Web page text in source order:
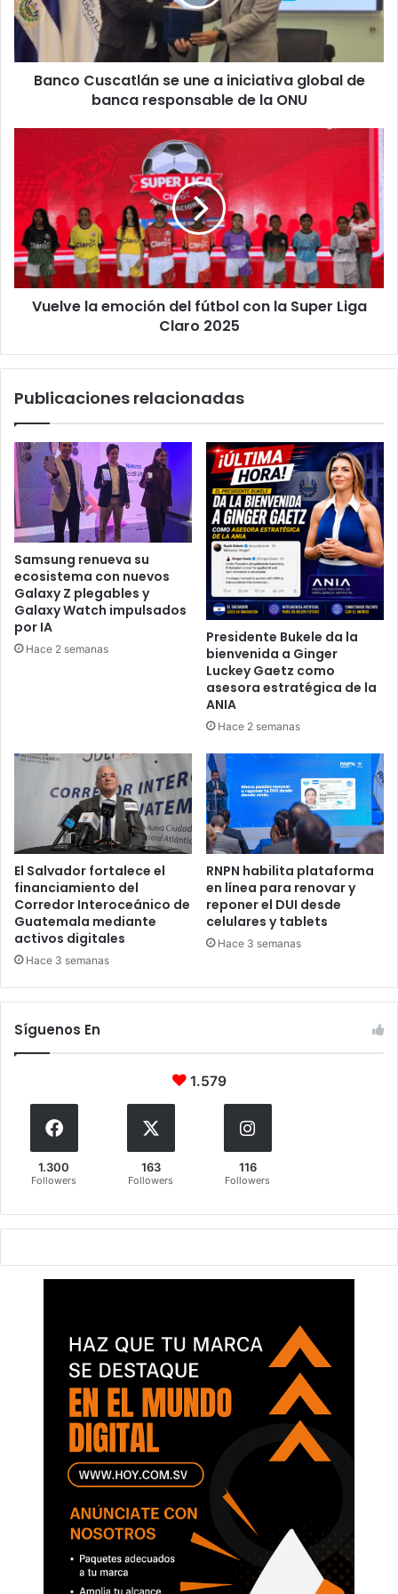
iniciativa
global
banca
responsable
Banco Cuscatlán se une a iniciativa global de
banca responsable de la ONU
Vuelve
emoción
del
fútbol
con
la
Super
Liga
ClaroVuelve la emoción del fútbol con la Super Liga
Claro 2025
Publicaciones relacionadas
Samsung renueva su
ecosistema con nuevos
Galaxy Z plegables y
Galaxy Watch impulsados
por IA
Hace 2 semanas
Presidente Bukele da la
bienvenida a Ginger
Luckey Gaetz como
asesora estratégica de la
ANIA
Hace 2 semanas
El Salvador fortalece el
financiamiento del
Corredor Interoceánico de
Guatemala mediante
activos digitales
Hace 3 semanas
RNPN habilita plataforma
en línea para renovar y
reponer el DUI desde
celulares y tablets
Hace 3 semanas
Síguenos En
1.579
1.300
Followers
163
Followers
116
Followers